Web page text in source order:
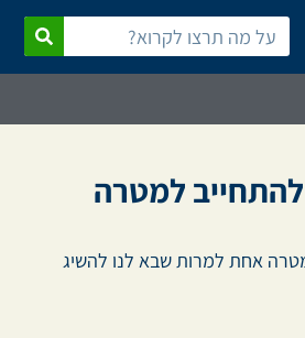
כיוון: 7 שיטות להתחייב למטרה
להתחייב למטרה אחת למרות שבא לנו להשיג